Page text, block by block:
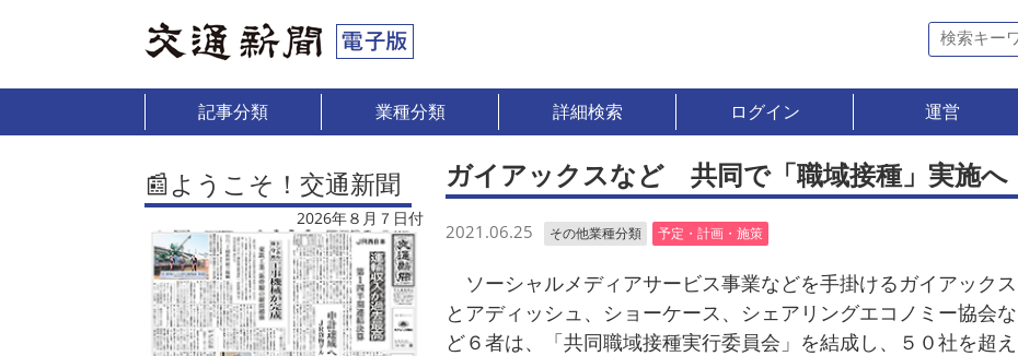
記事分類 業種分類 詳細検索 ログイン 運営
📰ようこそ！交通新聞
2026年８月７日付
ガイアックスなど 共同で「職域接種」実施へ
2021.06.25 その他業種分類 予定・計画・施策
ソーシャルメディアサービス事業などを手掛けるガイアックス
とアディッシュ、ショーケース、シェアリングエコノミー協会な
ど６者は、「共同職域接種実行委員会」を結成し、５０社を超え